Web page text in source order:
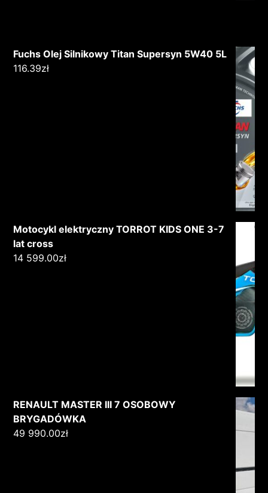
Fuchs Olej Silnikowy Titan Supersyn 5W40 5L
116.39zł
Motocykl elektryczny TORROT KIDS ONE 3-7
lat cross
14 599.00zł
RENAULT MASTER III 7 OSOBOWY
BRYGADÓWKA
49 990.00zł